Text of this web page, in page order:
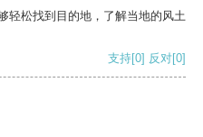
轻松找到目的地，了解当地的风土
支持[0] 反对[0]